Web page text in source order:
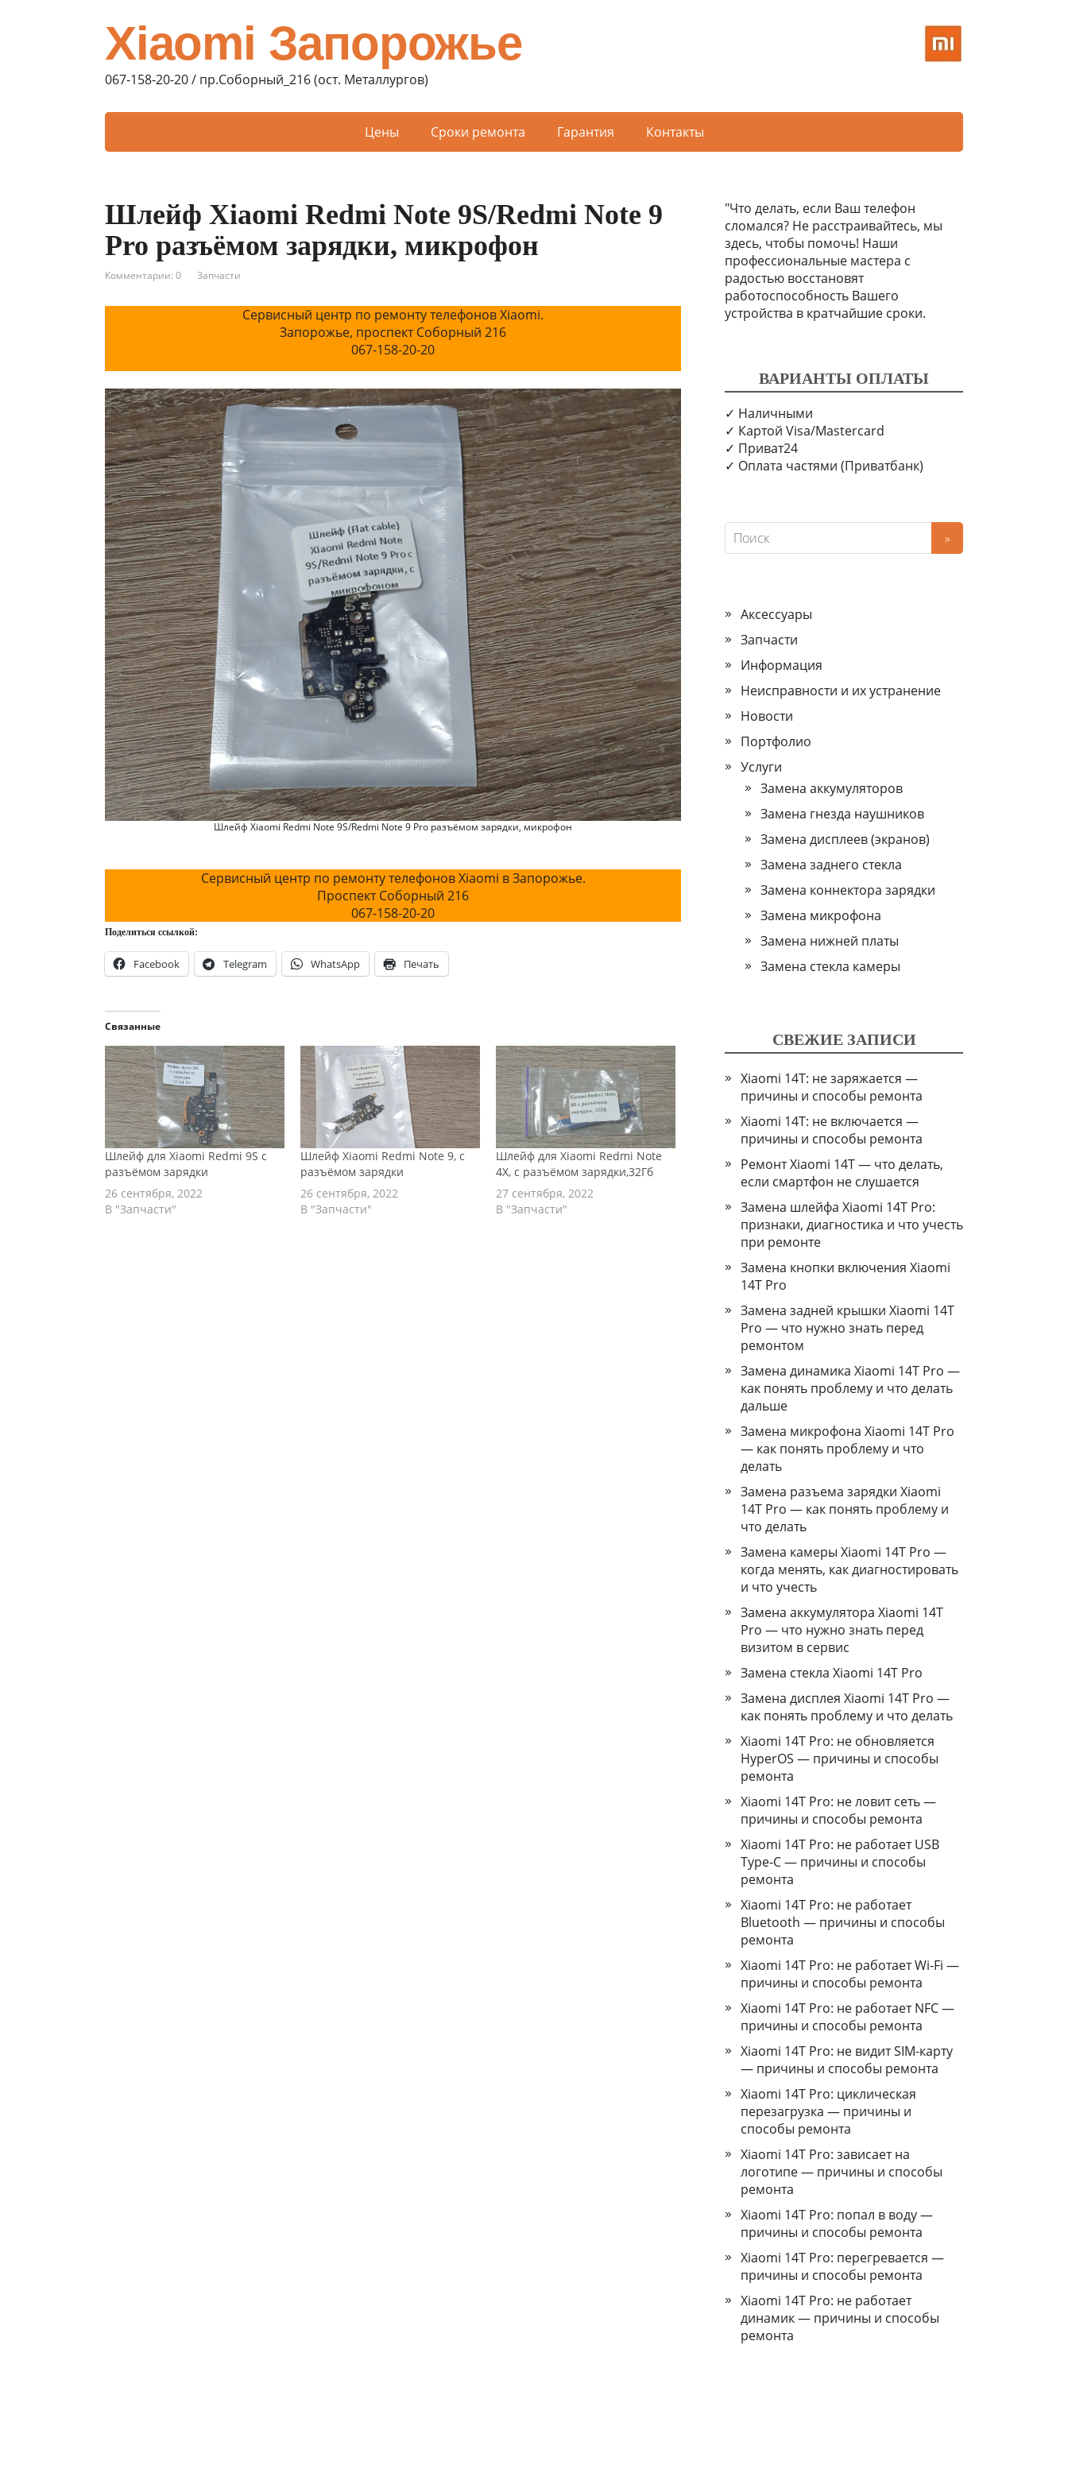
Xiaomi Запорожье
067-158-20-20 / пр.Соборный_216 (ост. Металлургов)
Цены Сроки ремонта Гарантия Контакты
Шлейф Xiaomi Redmi Note 9S/Redmi Note 9
Pro разъёмом зарядки, микрофон
Комментарии: 0 Запчасти
Сервисный центр по ремонту телефонов Xiaomi.
Запорожье, проспект Соборный 216
067-158-20-20
Шлейф Xiaomi Redmi Note 9S/Redmi Note 9 Pro разъёмом зарядки, микрофон
Сервисный центр по ремонту телефонов Xiaomi в Запорожье.
Проспект Соборный 216
067-158-20-20
Поделиться ссылкой:
Facebook Telegram WhatsApp Печать
Связанные
Шлейф для Xiaomi Redmi 9S с
разъёмом зарядки
26 сентября, 2022
В "Запчасти"
Шлейф Xiaomi Redmi Note 9, с
разъёмом зарядки
26 сентября, 2022
В "Запчасти"
Шлейф для Xiaomi Redmi Note
4X, с разъёмом зарядки,32Гб
27 сентября, 2022
В "Запчасти"
"Что делать, если Ваш телефон
сломался? Не расстраивайтесь, мы
здесь, чтобы помочь! Наши
профессиональные мастера с
радостью восстановят
работоспособность Вашего
устройства в кратчайшие сроки.
ВАРИАНТЫ ОПЛАТЫ
✓ Наличными
✓ Картой Visa/Mastercard
✓ Приват24
✓ Оплата частями (Приватбанк)
Аксессуары
Запчасти
Информация
Неисправности и их устранение
Новости
Портфолио
Услуги
Замена аккумуляторов
Замена гнезда наушников
Замена дисплеев (экранов)
Замена заднего стекла
Замена коннектора зарядки
Замена микрофона
Замена нижней платы
Замена стекла камеры
СВЕЖИЕ ЗАПИСИ
Xiaomi 14T: не заряжается —
причины и способы ремонта
Xiaomi 14T: не включается —
причины и способы ремонта
Ремонт Xiaomi 14T — что делать,
если смартфон не слушается
Замена шлейфа Xiaomi 14T Pro:
признаки, диагностика и что учесть
при ремонте
Замена кнопки включения Xiaomi
14T Pro
Замена задней крышки Xiaomi 14T
Pro — что нужно знать перед
ремонтом
Замена динамика Xiaomi 14T Pro —
как понять проблему и что делать
дальше
Замена микрофона Xiaomi 14T Pro
— как понять проблему и что
делать
Замена разъема зарядки Xiaomi
14T Pro — как понять проблему и
что делать
Замена камеры Xiaomi 14T Pro —
когда менять, как диагностировать
и что учесть
Замена аккумулятора Xiaomi 14T
Pro — что нужно знать перед
визитом в сервис
Замена стекла Xiaomi 14T Pro
Замена дисплея Xiaomi 14T Pro —
как понять проблему и что делать
Xiaomi 14T Pro: не обновляется
HyperOS — причины и способы
ремонта
Xiaomi 14T Pro: не ловит сеть —
причины и способы ремонта
Xiaomi 14T Pro: не работает USB
Type‑C — причины и способы
ремонта
Xiaomi 14T Pro: не работает
Bluetooth — причины и способы
ремонта
Xiaomi 14T Pro: не работает Wi‑Fi —
причины и способы ремонта
Xiaomi 14T Pro: не работает NFC —
причины и способы ремонта
Xiaomi 14T Pro: не видит SIM-карту
— причины и способы ремонта
Xiaomi 14T Pro: циклическая
перезагрузка — причины и
способы ремонта
Xiaomi 14T Pro: зависает на
логотипе — причины и способы
ремонта
Xiaomi 14T Pro: попал в воду —
причины и способы ремонта
Xiaomi 14T Pro: перегревается —
причины и способы ремонта
Xiaomi 14T Pro: не работает
динамик — причины и способы
ремонта